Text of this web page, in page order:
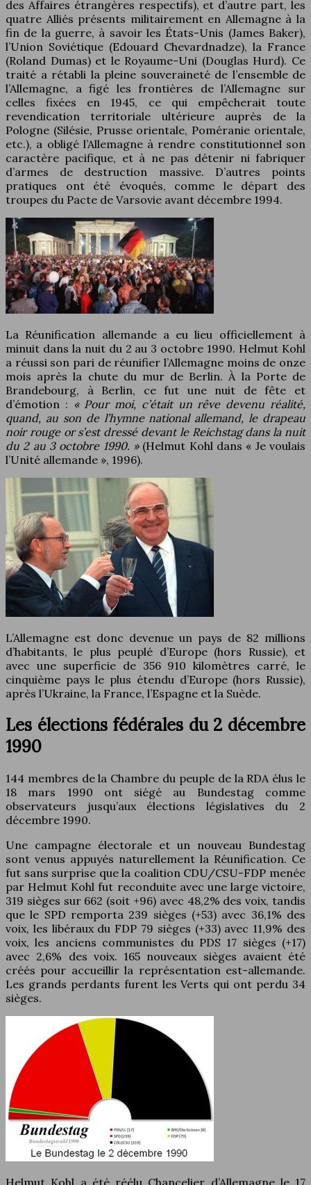
des Affaires étrangères respectifs), et d’autre part, les
quatre Alliés présents militairement en Allemagne à la
fin de la guerre, à savoir les États-Unis (James Baker),
l’Union Soviétique (Edouard Chevardnadze), la France
(Roland Dumas) et le Royaume-Uni (Douglas Hurd). Ce
traité a rétabli la pleine souveraineté de l’ensemble de
l’Allemagne, a figé les frontières de l’Allemagne sur
celles fixées en 1945, ce qui empêcherait toute
revendication territoriale ultérieure auprès de la
Pologne (Silésie, Prusse orientale, Poméranie orientale,
etc.), a obligé l’Allemagne à rendre constitutionnel son
caractère pacifique, et à ne pas détenir ni fabriquer
d’armes de destruction massive. D’autres points
pratiques ont été évoqués, comme le départ des
troupes du Pacte de Varsovie avant décembre 1994.
La Réunification allemande a eu lieu officiellement à
minuit dans la nuit du 2 au 3 octobre 1990. Helmut Kohl
a réussi son pari de réunifier l’Allemagne moins de onze
mois après la chute du mur de Berlin. À la Porte de
Brandebourg, à Berlin, ce fut une nuit de fête et
d’émotion : « Pour moi, c’était un rêve devenu réalité,
quand, au son de l’hymne national allemand, le drapeau
noir rouge or s’est dressé devant le Reichstag dans la nuit
du 2 au 3 octobre 1990. »(Helmut Kohl dans « Je voulais
l’Unité allemande », 1996).
L’Allemagne est donc devenue un pays de 82 millions
d’habitants, le plus peuplé d’Europe (hors Russie), et
avec une superficie de 356 910 kilomètres carré, le
cinquième pays le plus étendu d’Europe (hors Russie),
après l’Ukraine, la France, l’Espagne et la Suède.
Les élections fédérales du 2 décembre
1990
144 membres de la Chambre du peuple de la RDA élus le
18 mars 1990 ont siégé au Bundestag comme
observateurs jusqu’aux élections législatives du 2
décembre 1990.
Une campagne électorale et un nouveau Bundestag
sont venus appuyés naturellement la Réunification. Ce
fut sans surprise que la coalition CDU/CSU-FDP menée
par Helmut Kohl fut reconduite avec une large victoire,
319 sièges sur 662 (soit +96) avec 48,2% des voix, tandis
que le SPD remporta 239 sièges (+53) avec 36,1% des
voix, les libéraux du FDP 79 sièges (+33) avec 11,9% des
voix, les anciens communistes du PDS 17 sièges (+17)
avec 2,6% des voix. 165 nouveaux sièges avaient été
créés pour accueillir la représentation est-allemande.
Les grands perdants furent les Verts qui ont perdu 34
sièges.
Helmut Kohl a été réélu Chancelier d’Allemagne le 17